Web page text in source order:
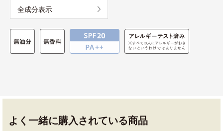
全成分表示
よく一緒に購入されている商品